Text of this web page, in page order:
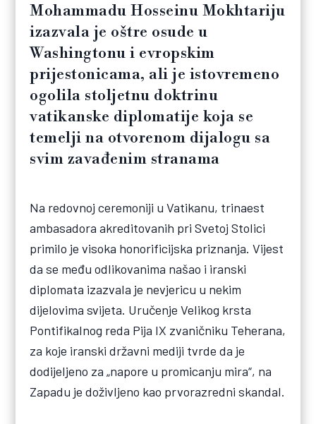
Mohammadu Hosseinu Mokhtariju
izazvala je oštre osude u
Washingtonu i evropskim
prijestonicama, ali je istovremeno
ogolila stoljetnu doktrinu
vatikanske diplomatije koja se
temelji na otvorenom dijalogu sa
svim zavađenim stranama
Na redovnoj ceremoniji u Vatikanu, trinaest
ambasadora akreditovanih pri Svetoj Stolici
primilo je visoka honorificijska priznanja. Vijest
da se među odlikovanima našao i iranski
diplomata izazvala je nevjericu u nekim
dijelovima svijeta. Uručenje Velikog krsta
Pontifikalnog reda Pija IX zvaničniku Teherana,
za koje iranski državni mediji tvrde da je
dodijeljeno za „napore u promicanju mira“, na
Zapadu je doživljeno kao prvorazredni skandal.